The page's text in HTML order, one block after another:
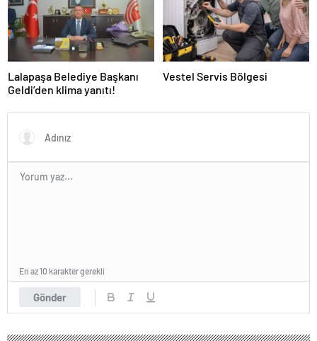
Lalapaşa Belediye Başkanı
Geldi’den klima yanıtı!
Vestel Servis Bölgesi
Gönder
En az 10 karakter gerekli